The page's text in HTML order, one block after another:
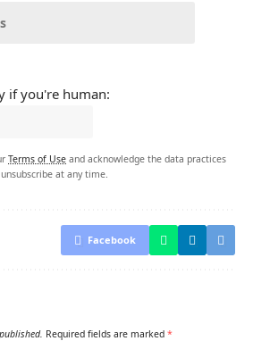
if you're human:
Terms of Use and acknowledge the data practices
at any time.
Facebook
Required fields are marked *